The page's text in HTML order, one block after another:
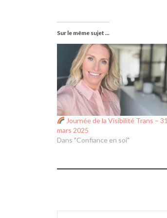
Sur le même sujet ...
Journée de la Visibilité Trans – 31
mars 2025
Dans "Confiance en soi"
Saisissez votre adresse e-mail…